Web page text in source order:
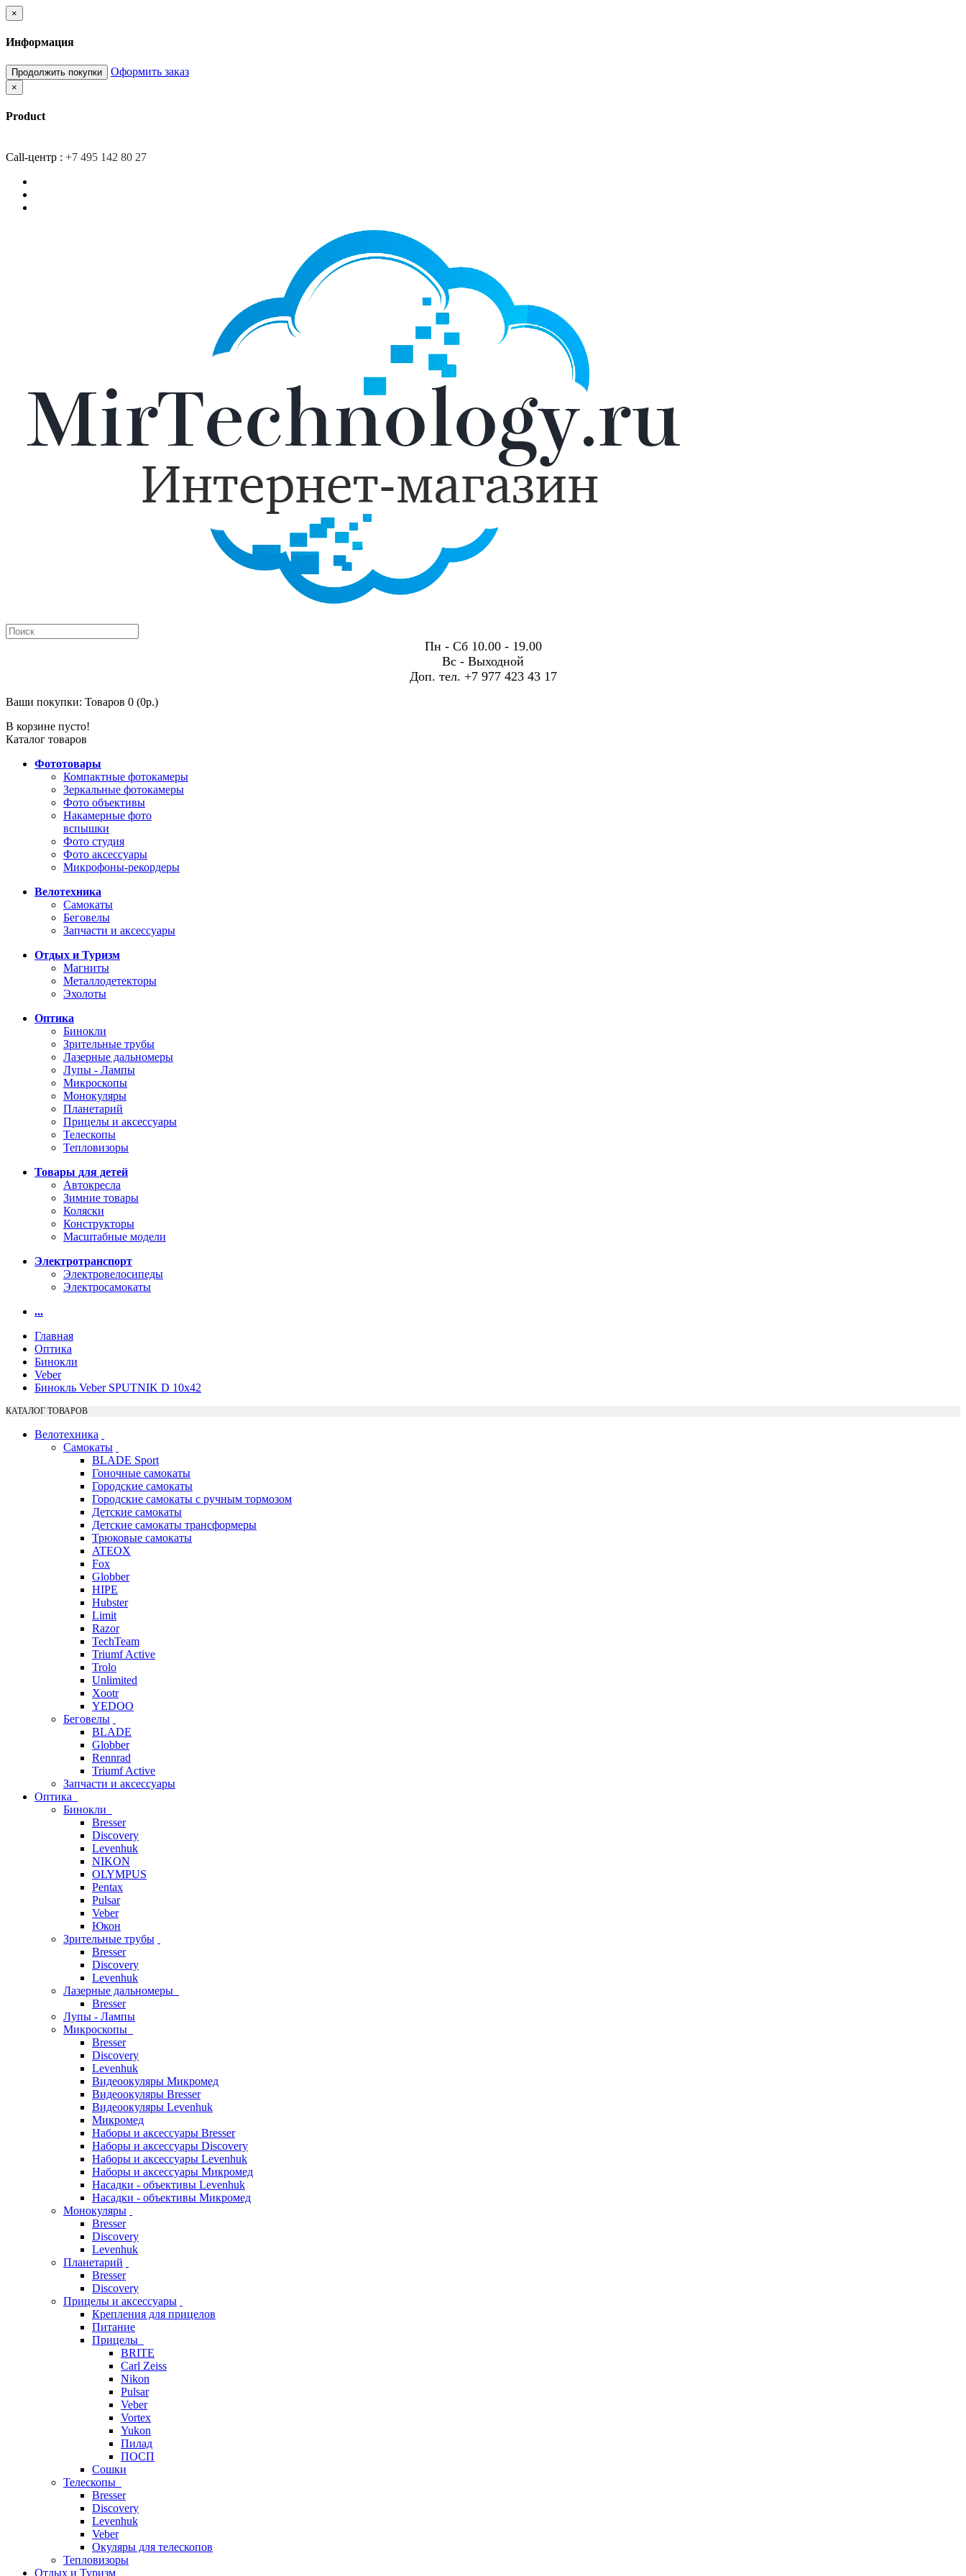
×
Информация
Продолжить покупки Оформить заказ
×
Product
Call-центр : +7 495 142 80 27
Пн - Сб 10.00 - 19.00
Вс - Выходной
Доп. тел. +7 977 423 43 17
Ваши покупки: Товаров 0 (0р.)
В корзине пусто!
Каталог товаров
Фототовары
Компактные фотокамеры
Зеркальные фотокамеры
Фото объективы
Накамерные фото
вспышки
Фото студия
Фото аксессуары
Микрофоны-рекордеры
Велотехника
Самокаты
Беговелы
Запчасти и аксессуары
Отдых и Туризм
Магниты
Металлодетекторы
Эхолоты
Оптика
Бинокли
Зрительные трубы
Лазерные дальномеры
Лупы - Лампы
Микроскопы
Монокуляры
Планетарий
Прицелы и аксессуары
Телескопы
Тепловизоры
Товары для детей
Автокресла
Зимние товары
Коляски
Конструкторы
Масштабные модели
Электротранспорт
Электровелосипеды
Электросамокаты
...
Главная
Оптика
Бинокли
Veber
Бинокль Veber SPUTNIK D 10х42
КАТАЛОГ ТОВАРОВ
Велотехника
Самокаты
BLADE Sport
Гоночные самокаты
Городские самокаты
Городские самокаты с ручным тормозом
Детские самокаты
Детские самокаты трансформеры
Трюковые самокаты
ATEOX
Fox
Globber
HIPE
Hubster
Limit
Razor
TechTeam
Triumf Active
Trolo
Unlimited
Xootr
YEDOO
Беговелы
BLADE
Globber
Rennrad
Triumf Active
Запчасти и аксессуары
Оптика
Бинокли
Bresser
Discovery
Levenhuk
NIKON
OLYMPUS
Pentax
Pulsar
Veber
Юкон
Зрительные трубы
Bresser
Discovery
Levenhuk
Лазерные дальномеры
Bresser
Лупы - Лампы
Микроскопы
Bresser
Discovery
Levenhuk
Видеоокуляры Микромед
Видеоокуляры Bresser
Видеоокуляры Levenhuk
Микромед
Наборы и аксессуары Bresser
Наборы и аксессуары Discovery
Наборы и аксессуары Levenhuk
Наборы и аксессуары Микромед
Насадки - объективы Levenhuk
Насадки - объективы Микромед
Монокуляры
Bresser
Discovery
Levenhuk
Планетарий
Bresser
Discovery
Прицелы и аксессуары
Крепления для прицелов
Питание
Прицелы
BRITE
Carl Zeiss
Nikon
Pulsar
Veber
Vortex
Yukon
Пилад
ПОСП
Сошки
Телескопы
Bresser
Discovery
Levenhuk
Veber
Окуляры для телескопов
Тепловизоры
Отдых и Туризм